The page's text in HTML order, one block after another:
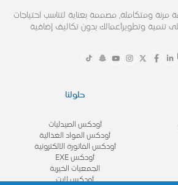
ومتكاملة, مصممة بعناية لتناسب احتياجات
تنمية وتطويرأعمالك بدون تكاليف إضافية
حلولنا
أودكس الصيدليات
أودكس المواد الغذائية
أودكس الفاتورة الالكترونية
أودكس EXE
الجمعيات الخيرية
أودكس لايت